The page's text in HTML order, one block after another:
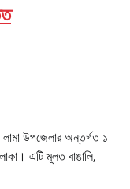
লামা উপজেলার অন্তর্গত ১
এটি মূলত বাঙালি,